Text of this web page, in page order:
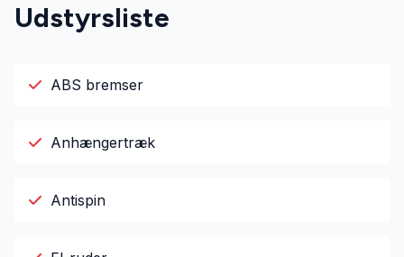
Udstyrsliste
ABS bremser
Anhængertræk
Antispin